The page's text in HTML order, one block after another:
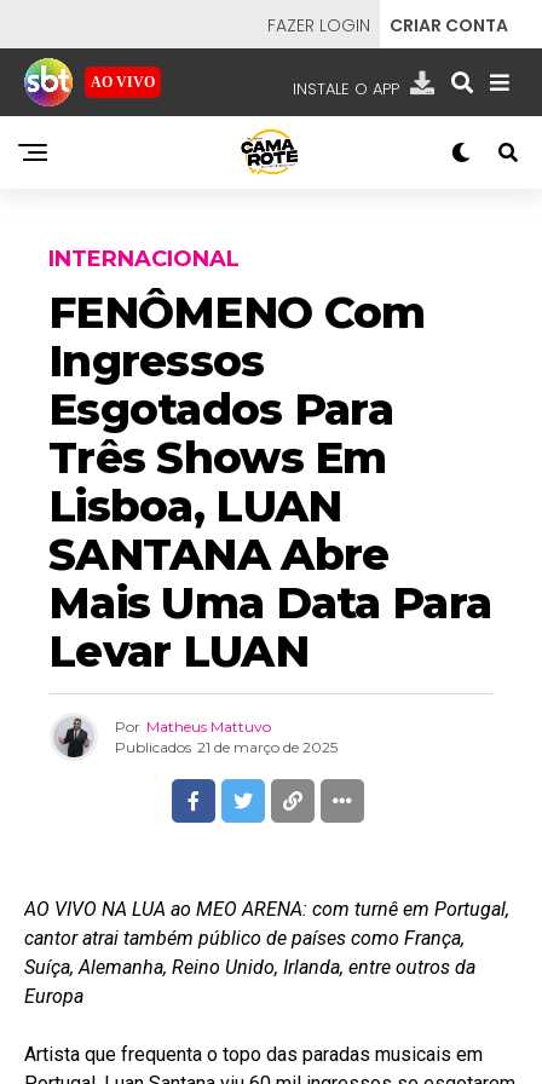
FAZER LOGIN CRIAR CONTA
AO VIVO INSTALE O APP
EMISSORAS
SBT- SISTEMA BRASILEIRO DE TELEVISÃO
INTERNACIONAL
FENÔMENO Com
Ingressos
Esgotados Para
Três Shows Em
Lisboa, LUAN
SANTANA Abre
Mais Uma Data Para
Levar LUAN
Por Matheus Mattuvo
Publicados 21 de março de 2025
AO VIVO NA LUA ao MEO ARENA: com turnê em Portugal,
cantor atrai também público de países como França,
Suíça, Alemanha, Reino Unido, Irlanda, entre outros da
Europa
Artista que frequenta o topo das paradas musicais em